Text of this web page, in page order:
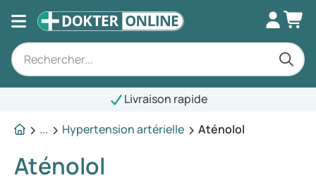
Livraison rapide
...
Hypertension artérielle Aténolol
Aténolol